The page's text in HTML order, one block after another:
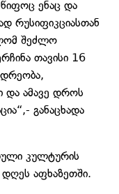
ენაც და
რუსიფიკციასთან
შეძლო
თავისი 16
და ამავე დროს
განაცხადა
კულტურის
აფხაზეთში.